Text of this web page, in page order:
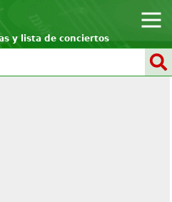
y lista de conciertos